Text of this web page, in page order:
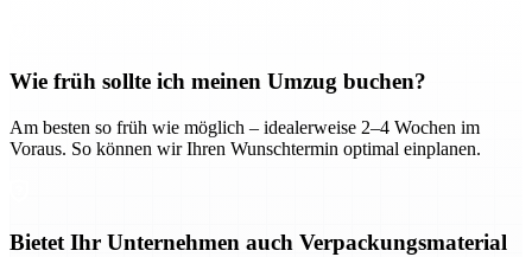
Wie früh sollte ich meinen Umzug buchen?
Am besten so früh wie möglich – idealerweise 2–4 Wochen im
Voraus. So können wir Ihren Wunschtermin optimal einplanen.
Bietet Ihr Unternehmen auch Verpackungsmaterial